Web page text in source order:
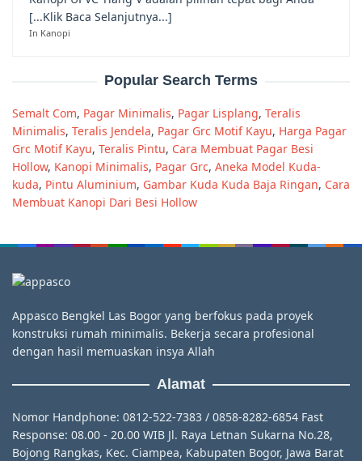
[...Klik Baca Selanjutnya...]
In Kanopi
Popular Search Terms
Semalt Com, Pagar Minimalis, Pagar Lisplang, Teralis
Minimalis, Teralis Jendela, Pagar Grc Motif Kayu, Harga Pagar
Grc Motif Kayu, Teralis Pintu, Cara Membuat Pagar Besi
Hollow, Kanopi Minimalis, Pagar Grc, Aneka Model Kuda-
kuda, Pintu Aluminium, Gambar Kuda Kuda Baja Ringan, Cara
Membuat Kanopi Dari Besi Hollow
Appasco Bengkel Las Bogor yang berfokus pada proyek
konstruksi rumah minimalis. Bekerja secara profesional
dengan hasil memuaskan insya Allah
Alamat
Nomor Handphone: 0812-522-7383 / 0858-8282-6854 Fast
Response: 08.00 - 20.00 WIB Jl. Raya Letnan Sukarna No.28,
Bojong Rangkas, Kec. Ciampea, Kabupaten Bogor, Jawa Barat